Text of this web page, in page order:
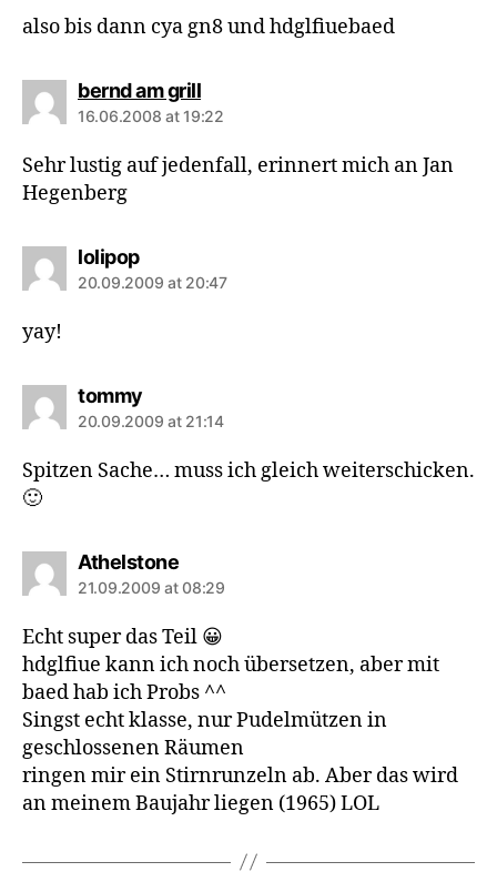
also bis dann cya gn8 und hdglfiuebaed
bernd am grillsays:
16.06.2008 at 19:22
Sehr lustig auf jedenfall, erinnert mich an Jan
Hegenberg
lolipopsays:
20.09.2009 at 20:47
yay!
tommysays:
20.09.2009 at 21:14
Spitzen Sache… muss ich gleich weiterschicken.
🙂
Athelstonesays:
21.09.2009 at 08:29
Echt super das Teil 😀
hdglfiue kann ich noch übersetzen, aber mit
baed hab ich Probs ^^
Singst echt klasse, nur Pudelmützen in
geschlossenen Räumen
ringen mir ein Stirnrunzeln ab. Aber das wird
an meinem Baujahr liegen (1965) LOL